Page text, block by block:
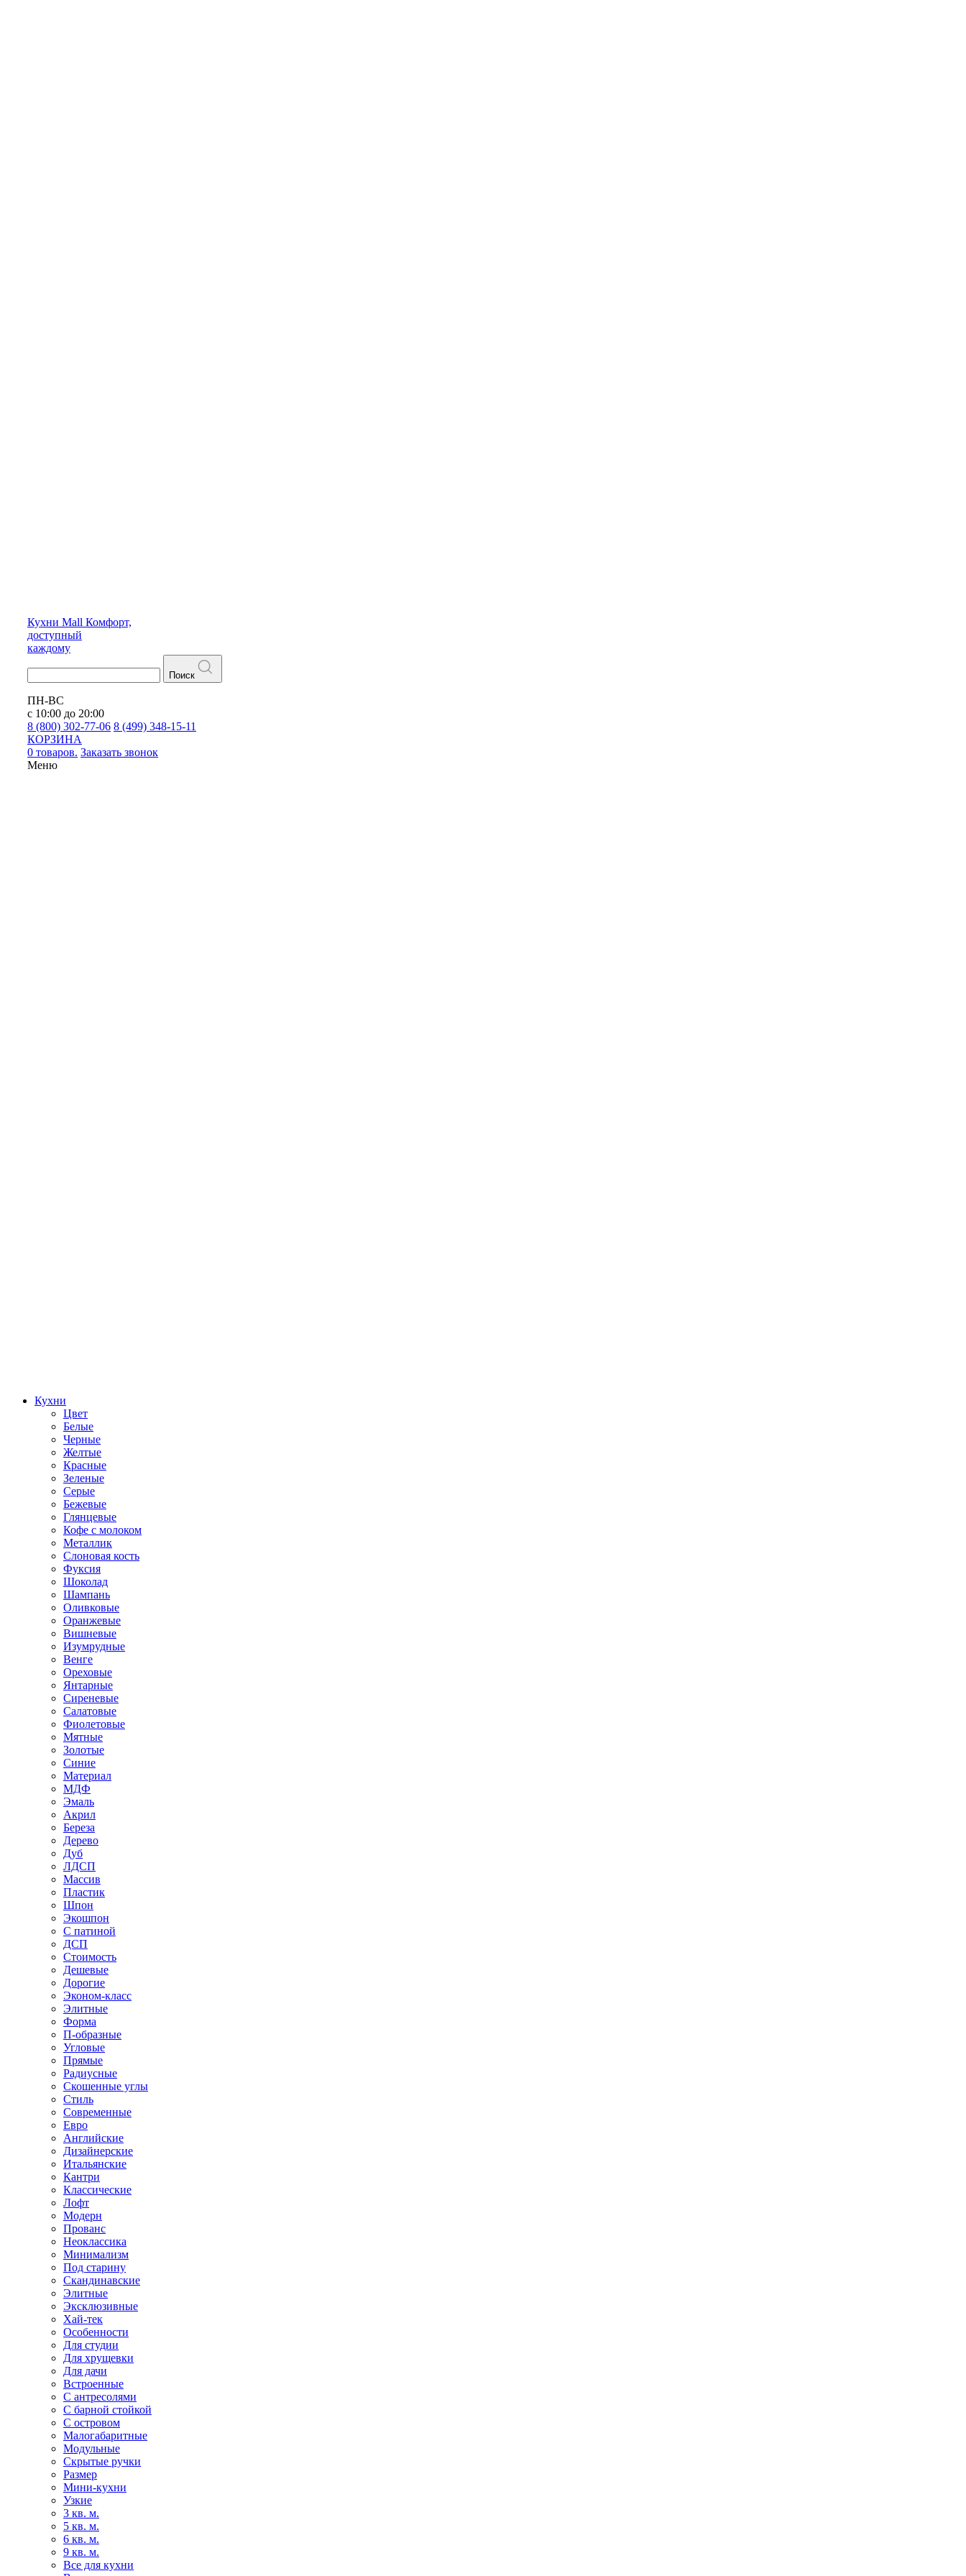
Кухни Mall Комфорт,
доступный
каждому
Поиск
ПН-ВС
с 10:00 до 20:00
8 (800) 302-77-06 8 (499) 348-15-11
КОРЗИНА
0 товаров. Заказать звонок
Меню
Кухни
Цвет
Белые
Черные
Желтые
Красные
Зеленые
Серые
Бежевые
Глянцевые
Кофе с молоком
Металлик
Слоновая кость
Фуксия
Шоколад
Шампань
Оливковые
Оранжевые
Вишневые
Изумрудные
Венге
Ореховые
Янтарные
Сиреневые
Салатовые
Фиолетовые
Мятные
Золотые
Синие
Материал
МДФ
Эмаль
Акрил
Береза
Дерево
Дуб
ЛДСП
Массив
Пластик
Шпон
Экошпон
С патиной
ДСП
Стоимость
Дешевые
Дорогие
Эконом-класс
Элитные
Форма
П-образные
Угловые
Прямые
Радиусные
Скошенные углы
Стиль
Современные
Евро
Английские
Дизайнерские
Итальянские
Кантри
Классические
Лофт
Модерн
Прованс
Неоклассика
Минимализм
Под старину
Скандинавские
Элитные
Эксклюзивные
Хай-тек
Особенности
Для студии
Для хрущевки
Для дачи
Встроенные
С антресолями
С барной стойкой
С островом
Малогабаритные
Модульные
Скрытые ручки
Размер
Мини-кухни
Узкие
3 кв. м.
5 кв. м.
6 кв. м.
9 кв. м.
Все для кухни